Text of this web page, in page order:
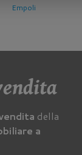
Campi Bisenzio
della
a